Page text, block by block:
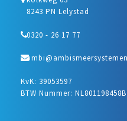
8243 PN Lelystad
0320 - 26 17 77
KvK: 39053597
BTW Nummer: